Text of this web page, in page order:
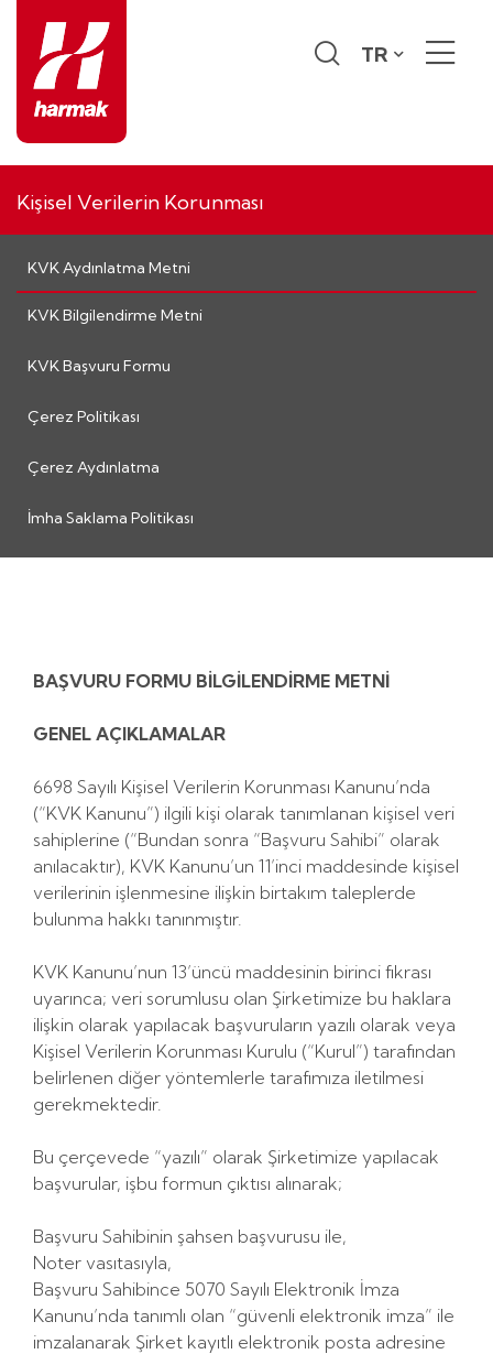
TR
Kişisel Verilerin Korunması
KVK Aydınlatma Metni
KVK Bilgilendirme Metni
KVK Başvuru Formu
Çerez Politikası
Çerez Aydınlatma
İmha Saklama Politikası
BAŞVURU FORMU BİLGİLENDİRME METNİ
GENEL AÇIKLAMALAR
6698 Sayılı Kişisel Verilerin Korunması Kanunu’nda
(“KVK Kanunu”) ilgili kişi olarak tanımlanan kişisel veri
sahiplerine (“Bundan sonra “Başvuru Sahibi” olarak
anılacaktır), KVK Kanunu’un 11’inci maddesinde kişisel
verilerinin işlenmesine ilişkin birtakım taleplerde
bulunma hakkı tanınmıştır.
KVK Kanunu’nun 13’üncü maddesinin birinci fıkrası
uyarınca; veri sorumlusu olan Şirketimize bu haklara
ilişkin olarak yapılacak başvuruların yazılı olarak veya
Kişisel Verilerin Korunması Kurulu (“Kurul”) tarafından
belirlenen diğer yöntemlerle tarafımıza iletilmesi
gerekmektedir.
Bu çerçevede “yazılı” olarak Şirketimize yapılacak
başvurular, işbu formun çıktısı alınarak;
Başvuru Sahibinin şahsen başvurusu ile,
Noter vasıtasıyla,
Başvuru Sahibince 5070 Sayılı Elektronik İmza
Kanunu’nda tanımlı olan “güvenli elektronik imza” ile
imzalanarak Şirket kayıtlı elektronik posta adresine